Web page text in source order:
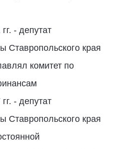
- депутат
Ставропольского края
комитет по
- депутат
Ставропольского края